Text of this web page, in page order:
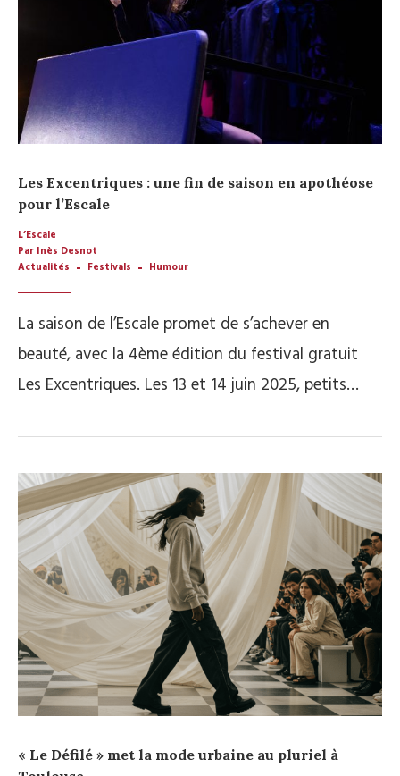
Les Excentriques : une fin de saison en apothéose
pour l’Escale
L’Escale
Par Inès Desnot
Actualités
Festivals Humour
La saison de l’Escale promet de s’achever en
beauté, avec la 4ème édition du festival gratuit
Les Excentriques. Les 13 et 14 juin 2025, petits…
« Le Défilé » met la mode urbaine au pluriel à